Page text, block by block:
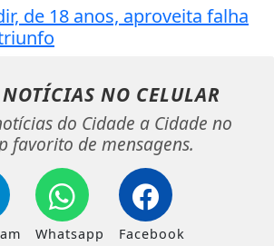
de 18 anos, aproveita falha
NO CELULAR
do Cidade a Cidade no
favorito de mensagens.
Whatsapp Facebook